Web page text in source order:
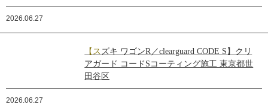
2026.06.27
【スズキ ワゴンR／clearguard CODE S】クリ
アガード コードSコーティング施工 東京都世
田谷区
2026.06.27